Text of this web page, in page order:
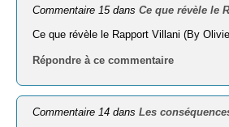
Commentaire 15 dansCe que révèle le
Ce que révèle le Rapport Villani (By
Répondre à ce commentaire
Commentaire 14 dansLes